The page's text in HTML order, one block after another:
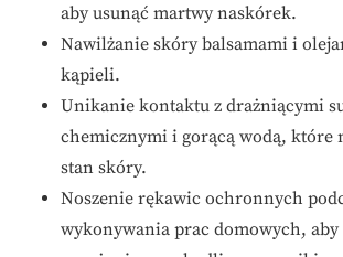
aby usunąć martwy naskórek.
Nawilżanie skóry balsamami i
kąpieli.
Unikanie kontaktu z drażniącymi
chemicznymi i gorącą wodą, które
stan skóry.
Noszenie rękawic ochronnych
wykonywania prac domowych,